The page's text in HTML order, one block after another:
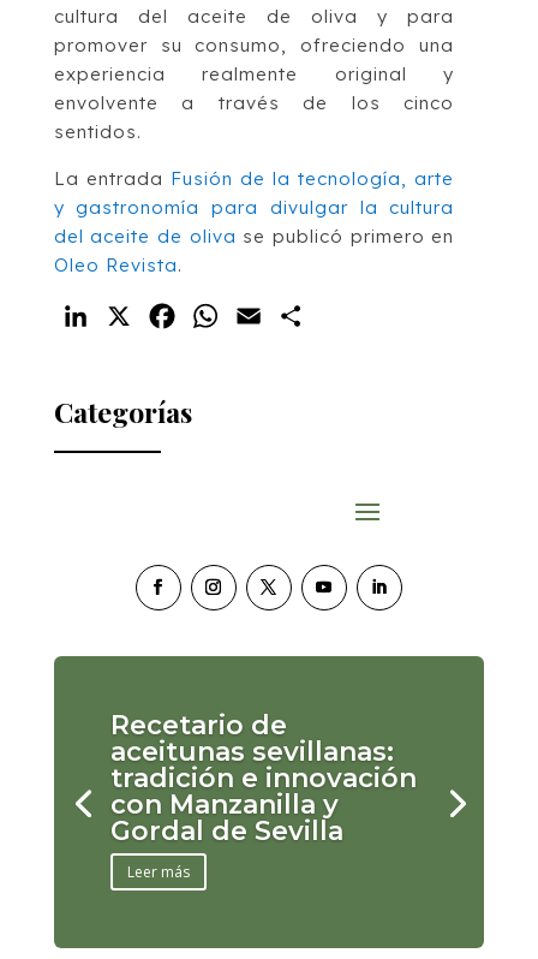
cultura del aceite de oliva y para
promover su consumo, ofreciendo una
experiencia realmente original y
envolvente a través de los cinco
sentidos.
La entrada Fusión de la tecnología, arte
y gastronomía para divulgar la cultura
del aceite de oliva se publicó primero en
Oleo Revista.
LinkedIn FacebookWhatsApp
Email
Categorías
Recetario de
aceitunas sevillanas:
tradición e innovación
con Manzanilla y
Gordal de Sevilla
Leer más